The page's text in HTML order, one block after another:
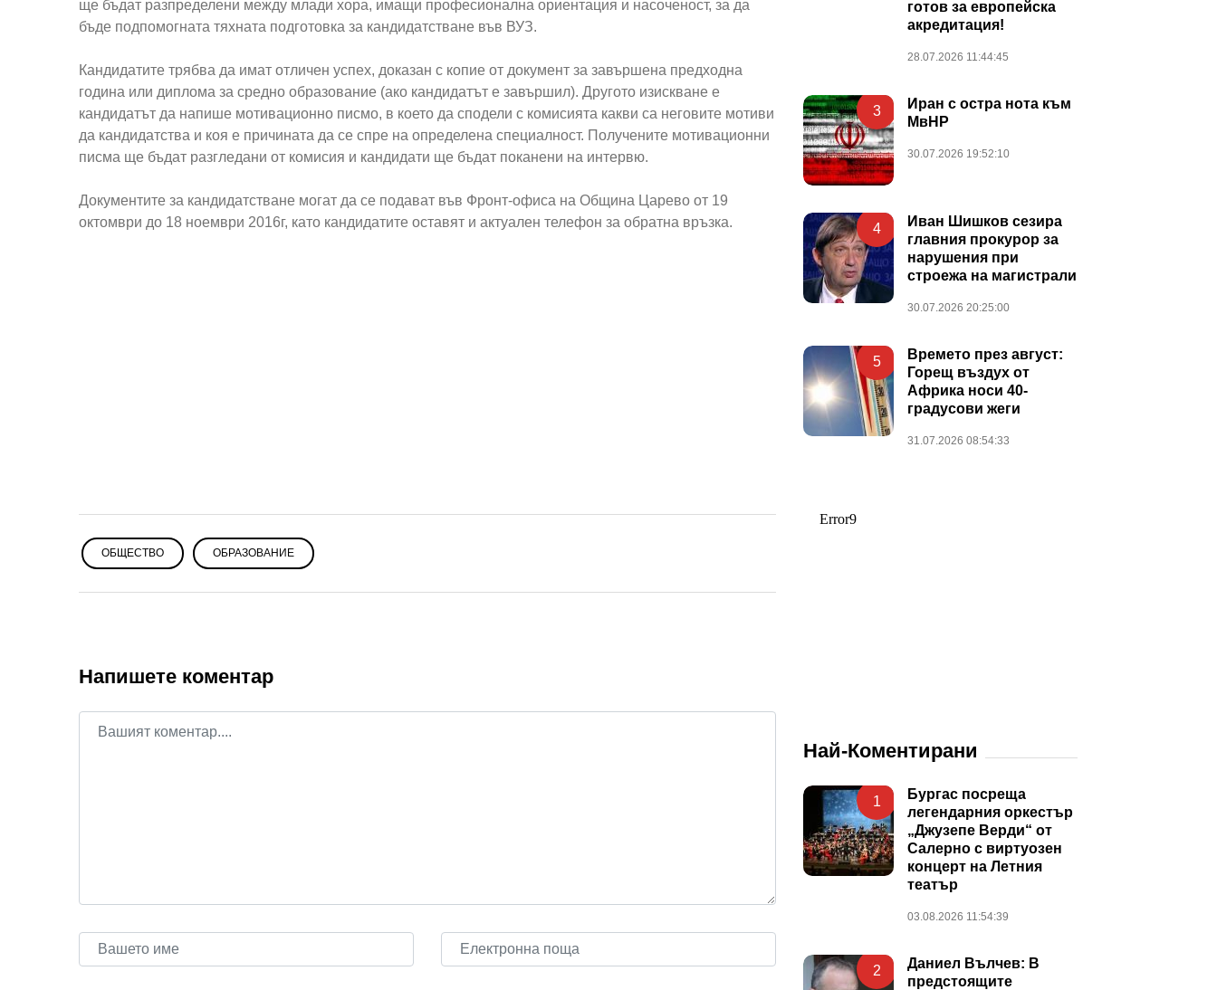
ще бъдат разпределени между млади хора, имащи професионална ориентация и насоченост, за да
бъде подпомогната тяхната подготовка за кандидатстване във ВУЗ.
Кандидатите трябва да имат отличен успех, доказан с копие от документ за завършена предходна
година или диплома за средно образование (ако кандидатът е завършил). Другото изискване е
кандидатът да напише мотивационно писмо, в което да сподели с комисията какви са неговите мотиви
да кандидатства и коя е причината да се спре на определена специалност. Получените мотивационни
писма ще бъдат разгледани от комисия и кандидати ще бъдат поканени на интервю.
Документите за кандидатстване могат да се подават във Фронт-офиса на Община Царево от 19
октомври до 18 ноември 2016г, като кандидатите оставят и актуален телефон за обратна връзка.
ОБЩЕСТВО OБРАЗОВАНИЕ
Напишете коментар
готов за европейска
акредитация!
28.07.2026 11:44:45
3
Иран с остра нота към
МвНР
30.07.2026 19:52:10
4
Иван Шишков сезира
главния прокурор за
нарушения при
строежа на магистрали
30.07.2026 20:25:00
5
Времето през август:
Горещ въздух от
Африка носи 40-
градусови жеги
31.07.2026 08:54:33
Най-Коментирани
1
Бургас посреща
легендарния оркестър
„Джузепе Верди“ от
Салерно с виртуозен
концерт на Летния
театър
03.08.2026 11:54:39
2
Даниел Вълчев: В
предстоящите